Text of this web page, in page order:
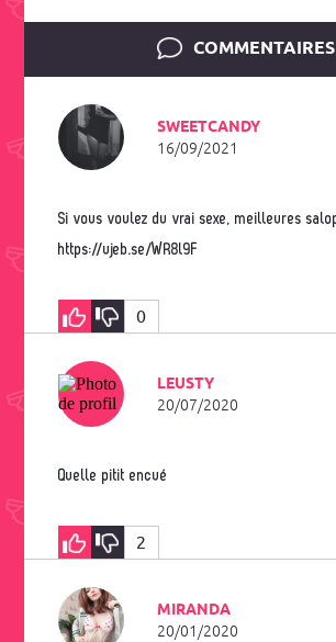
COMMENTAIRES
SWEETCANDY
16/09/2021
Si vous voulez du vrai sexe, meilleures salopes pour vous!
https://ujeb.se/WR8l9F
0
LEUSTY
20/07/2020
Quelle pitit encué
2
MIRANDA
20/01/2020